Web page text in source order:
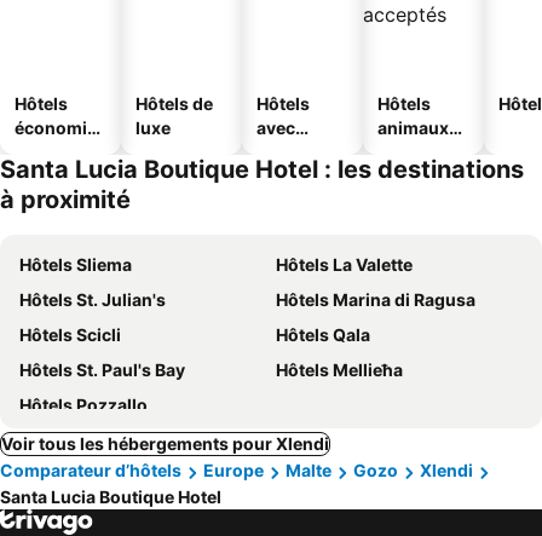
Hôtels
économiq
Hôtels de
luxe
Hôtels
avec
Hôtels
animaux
Santa Lucia Boutique Hotel : les destinations
à proximité
Hôtels Sliema
Hôtels La Valette
Hôtels St. Julian's
Hôtels Marina di Ragusa
Hôtels Scicli
Hôtels Qala
Hôtels St. Paul's Bay
Hôtels Mellieħa
Hôtels Pozzallo
Voir tous les hébergements pour Xlendi
Comparateur d’hôtels
Europe Malte Gozo
Xlendi
Santa Lucia Boutique Hotel